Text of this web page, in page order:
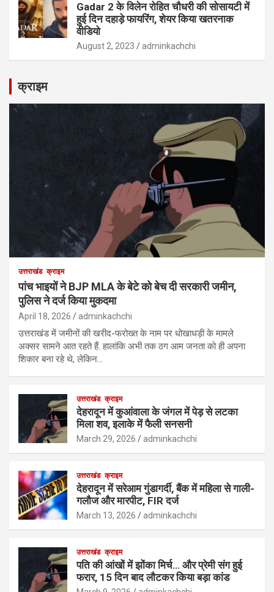
Gadar 2 के विलेन रोहित चौधरी की सोसायटी में
हुई दिन दहाड़े फायरिंग, शेयर किया खतरनाक
वीडियो
August 2, 2023 adminkachchi
क्राइम
उत्तराखंड क्राइम
पांच भाइयों ने BJP MLA के बेटे को बेच दी सरकारी जमीन,
पुलिस ने दर्ज किया मुकदमा
April 18, 2026 adminkachchi
उत्तराखंड में जमीनों की खरीद-फरोख्त के नाम पर धोखाधड़ी के मामले
अक्सर सामने आत रहते हैं. हालांकि अभी तक ठग आम जनता को ही अपना
शिकार बना रहे थे, लेकिन…
उत्तराखंड क्राइम
देहरादून में कुआंवाला के जंगल में पेड़ से लटका
मिला शव, इलाके में फैली सनसनी
March 29, 2026 adminkachchi
उत्तराखंड क्राइम
देहरादून में सरेआम गुंडागर्दी, बैंक में महिला से गाली-
गलौज और मारपीट, FIR दर्ज
March 13, 2026 adminkachchi
उत्तराखंड क्राइम
पति की आंखों में झोंका मिर्च… और प्रेमी संग हुई
फरार, 15 दिन बाद लौटकर किया बड़ा कांड